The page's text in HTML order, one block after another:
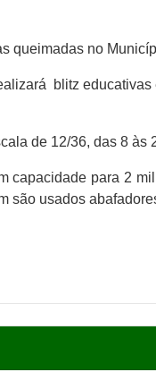
queimadas no
blitz educativas
de 12/36, das 8 às
capacidade para 2
são usados